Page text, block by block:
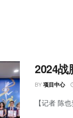
2024战
BY 项目中心
【记者 陈